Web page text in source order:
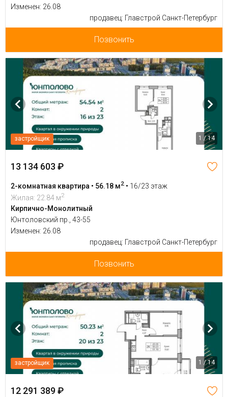
Изменен: 26.08
продавец: Главстрой Санкт-Петербург
Позвонить
застройщик 1 / 14
13 134 603 ₽
2-комнатная квартира • 56.18 м2 • 16/23 этаж
Жилая: 22.84 м2
Кирпично-Монолитный
Юнтоловский пр., 43-55
Изменен: 26.08
продавец: Главстрой Санкт-Петербург
Позвонить
застройщик 1 / 14
12 291 389 ₽